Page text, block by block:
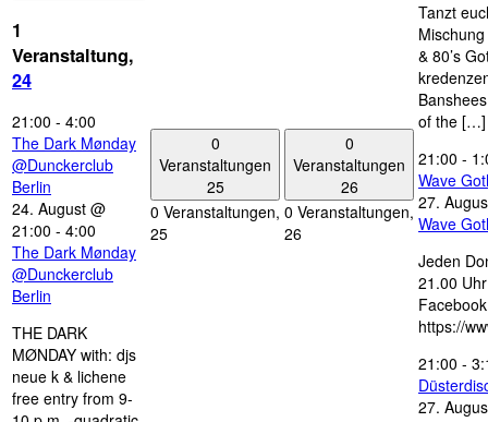
1
Veranstaltung,
24
21:00 - 4:00
The Dark Mønday
@Dunckerclub
Berlin
24. August @
21:00 - 4:00
The Dark Mønday
@Dunckerclub
Berlin
THE DARK
MØNDAY with: djs
neue k & lichene
free entry from 9-
0
Veranstaltungen
25
0 Veranstaltungen,
25
0
Veranstaltungen
26
0 Veranstaltungen,
26
Tanzt
& 80’s
of the […]
21:00 -
Wave
27.
Wave
Jeden
21.00
https://
21:00 -
27.